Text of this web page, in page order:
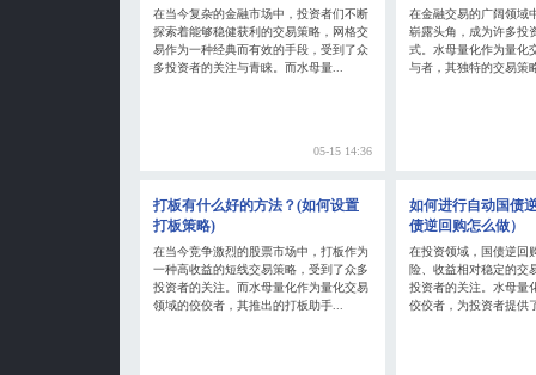
在当今复杂的金融市场中，投资者们不断
探索着能够稳健获利的交易策略，网格交
易作为一种经典而有效的手段，受到了众
多投资者的关注与青睐。而水母量...
05-15 14:36
在金融交易的广阔领域
崭露头角，成为许多投
式。水母量化作为量化
与者，其独特的交易策
打板有什么好的方法？(如何设置
打板策略)
在当今竞争激烈的股票市场中，打板作为
一种高收益的短线交易策略，受到了众多
投资者的关注。而水母量化作为量化交易
领域的佼佼者，其推出的打板助手...
如何进行自动国债
债逆回购怎么做）
在投资领域，国债逆回
险、收益相对稳定的交
投资者的关注。水母量
佼佼者，为投资者提供